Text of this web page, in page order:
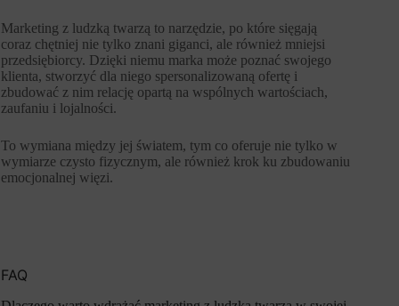
Marketing z ludzką twarzą to narzędzie, po które sięgają
coraz chętniej nie tylko znani giganci, ale również mniejsi
przedsiębiorcy. Dzięki niemu marka może poznać swojego
klienta, stworzyć dla niego spersonalizowaną ofertę i
zbudować z nim relację opartą na wspólnych wartościach,
zaufaniu i lojalności.
To wymiana między jej światem, tym co oferuje nie tylko w
wymiarze czysto fizycznym, ale również krok ku zbudowaniu
emocjonalnej więzi.
FAQ